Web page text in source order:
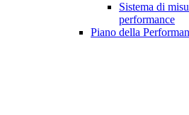
Sistema di
performance
Piano della